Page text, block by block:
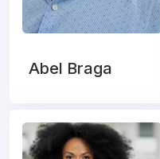
Abel Braga